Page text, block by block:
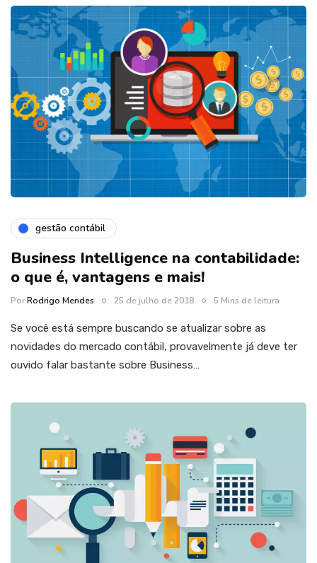
gestão contábil
Business Intelligence na contabilidade:
o que é, vantagens e mais!
PorRodrigo Mendes 25 de julho de 2018 5 Mins de leitura
Se você está sempre buscando se atualizar sobre as
novidades do mercado contábil, provavelmente já deve ter
ouvido falar bastante sobre Business…